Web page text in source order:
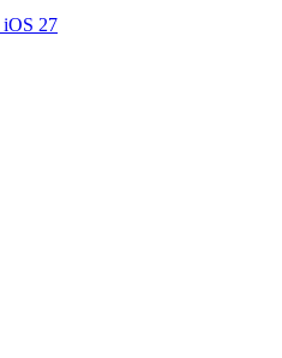
iOS 27